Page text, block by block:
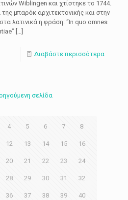
Wiblingen και χτίστηκε το 1744.
μπαρόκ αρχιτεκτονικής και στην
λατινικά η φράση: “In quo omnes
[…]
Διαβάστε περισσότερα
σελίδα
4 5 6 7 8
12 13 14 15 16
20 21 22 23 24
28 29 30 31 32
36 37 38 39 40